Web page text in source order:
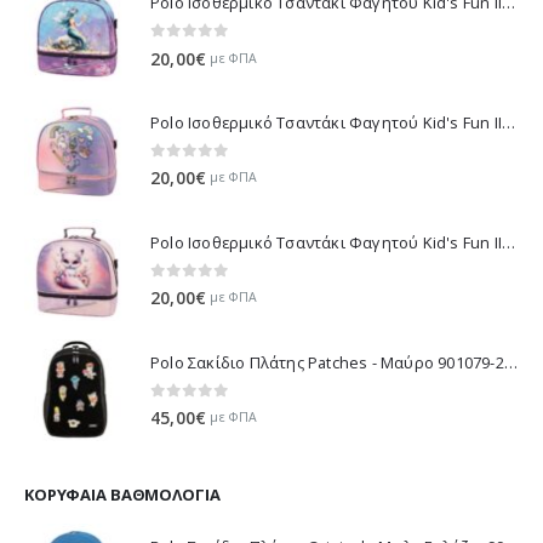
20,00€ με ΦΠΑ
Polo Ισοθερμικό Τσαντάκι Φαγητού Kid's Fun II - Μωβ 971003-8420 2026
0 out of 5
20,00€ με ΦΠΑ
Polo Ισοθερμικό Τσαντάκι Φαγητού Kid's Fun II - Λιλά 971003-8425 2026
0 out of 5
20,00€ με ΦΠΑ
Polo Σακίδιο Πλάτης Patches - Μαύρο 901079-2000 2026
0out of 5
45,00€ με ΦΠΑ
ΚΟΡΥΦΑΊΑ ΒΑΘΜΟΛΟΓΊΑ